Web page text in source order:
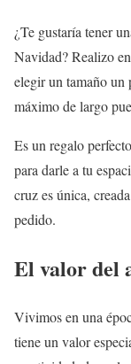
¿Te gustaría tener
Navidad? Realizo
elegir un tamaño un
máximo de largo
Es un regalo
para darle a tu
cruz es única,
pedido.
El valor del
Vivimos en una
tiene un valor